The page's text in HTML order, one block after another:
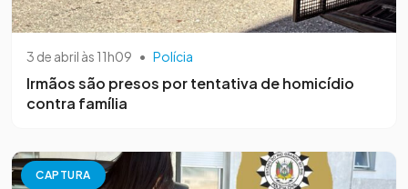
3 de abril às 11h09 • Polícia
Irmãos são presos por tentativa de homicídio
contra família
CAPTURA